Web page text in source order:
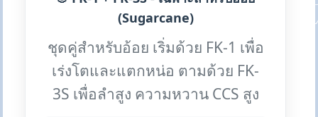
(Sugarcane)
ชุดคู่สำหรับอ้อย เริ่มด้วย FK-1 เพื่อ
เร่งโตและแตกหน่อ ตามด้วย FK-
3S เพื่อลำสูง ความหวาน CCS สูง